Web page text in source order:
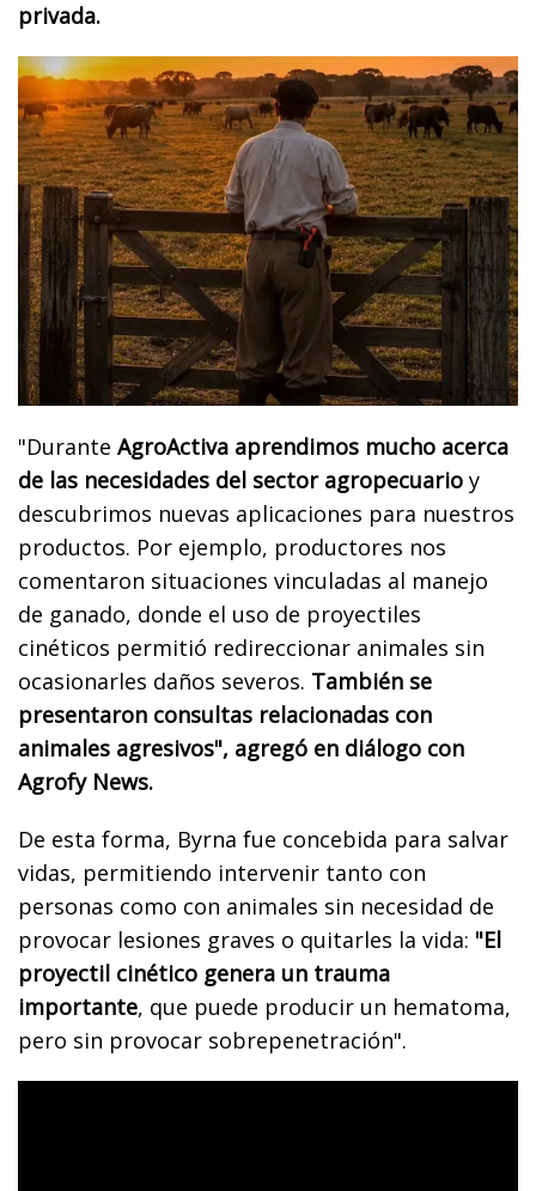
privada.
"Durante AgroActiva aprendimos mucho acerca
de las necesidades del sector agropecuario y
descubrimos nuevas aplicaciones para nuestros
productos. Por ejemplo, productores nos
comentaron situaciones vinculadas al manejo
de ganado, donde el uso de proyectiles
cinéticos permitió redireccionar animales sin
ocasionarles daños severos. También se
presentaron consultas relacionadas con
animales agresivos", agregó en diálogo con
Agrofy News.
De esta forma, Byrna fue concebida para salvar
vidas, permitiendo intervenir tanto con
personas como con animales sin necesidad de
provocar lesiones graves o quitarles la vida: "El
proyectil cinético genera un trauma
importante, que puede producir un hematoma,
pero sin provocar sobrepenetración".